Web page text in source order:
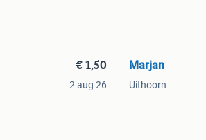
€ 1,50
2 aug 26
Marjan
Uithoorn